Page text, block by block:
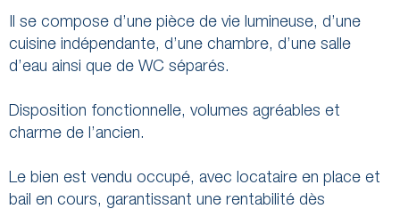
Il se compose d’une pièce de vie lumineuse, d’une
cuisine indépendante, d’une chambre, d’une salle
d’eau ainsi que de WC séparés.
Disposition fonctionnelle, volumes agréables et
charme de l’ancien.
Le bien est vendu occupé, avec locataire en place et
bail en cours, garantissant une rentabilité dès